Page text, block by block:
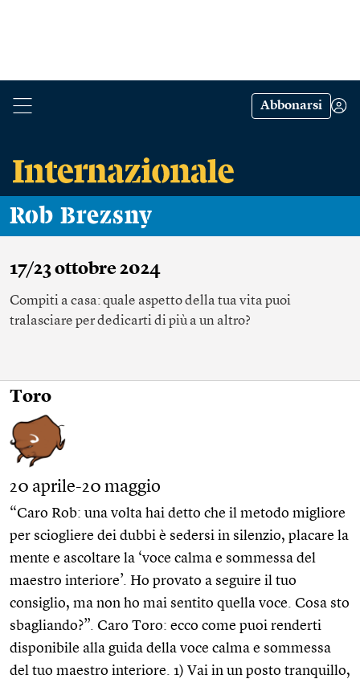
Abbonarsi
Rob Brezsny
17/23 ottobre 2024
Compiti a casa: quale aspetto della tua vita puoi
tralasciare per dedicarti di più a un altro?
Toro
20 aprile-20 maggio
“Caro Rob: una volta hai detto che il metodo migliore
per sciogliere dei dubbi è sedersi in silenzio, placare la
mente e ascoltare la ‘voce calma e sommessa del
maestro interiore’. Ho provato a seguire il tuo
consiglio, ma non ho mai sentito quella voce. Cosa sto
sbagliando?”. Caro Toro: ecco come puoi renderti
disponibile alla guida della voce calma e sommessa
del tuo maestro interiore. 1) Vai in un posto tranquillo,